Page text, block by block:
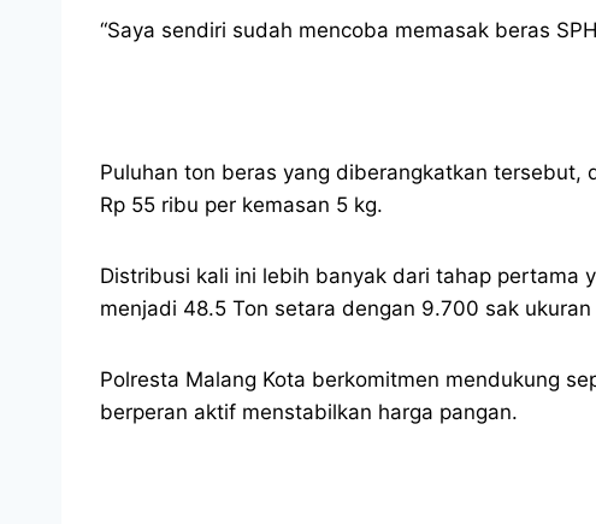
“Saya sendiri sudah mencoba memasak beras
Puluhan ton beras yang diberangkatkan tersebut,
Rp 55 ribu per kemasan 5 kg.
Distribusi kali ini lebih banyak dari tahap pertama
menjadi 48.5 Ton setara dengan 9.700 sak ukuran
Polresta Malang Kota berkomitmen mendukung
berperan aktif menstabilkan harga pangan.